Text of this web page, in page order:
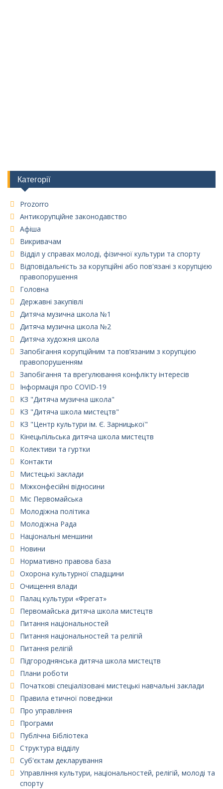
Категорії
Prozorro
Антикорупційне законодавство
Афіша
Викривачам
Відділ у справах молоді, фізичної культури та спорту
Відповідальність за корупційні або пов'язані з корупцією
правопорушення
Головна
Державні закупівлі
Дитяча музична школа №1
Дитяча музична школа №2
Дитяча художня школа
Запобігання корупційним та пов’язаним з корупцією
правопорушенням
Запобігання та врегулювання конфлікту інтересів
Інформація про COVID-19
КЗ "Дитяча музична школа"
КЗ "Дитяча школа мистецтв"
КЗ "Центр культури ім. Є. Зарницької"
Кінецьпільська дитяча школа мистецтв
Колективи та гуртки
Контакти
Мистецькі заклади
Міжконфесійні відносини
Міс Первомайська
Молодіжна політика
Молодіжна Рада
Національні меншини
Новини
Нормативно правова база
Охорона культурної спадщини
Очищення влади
Палац культури «Фрегат»
Первомайська дитяча школа мистецтв
Питання національностей
Питання національностей та релігій
Питання релігій
Підгороднянська дитяча школа мистецтв
Плани роботи
Початкові спеціалізовані мистецькі навчальні заклади
Правила етичної поведінки
Про управління
Програми
Публічна Бібліотека
Структура відділу
Суб'єктам декларування
Управління культури, національностей, релігій, молоді та
спорту